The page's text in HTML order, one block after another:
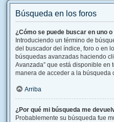
Búsqueda en los foros
¿Cómo se puede buscar en uno
Introduciendo un término de
del buscador del índice, foro o en
búsquedas avanzadas haciendo
Avanzada” que está disponible en
manera de acceder a la
Arriba
¿Por qué mi búsqueda me
Probablemente su búsqueda fue